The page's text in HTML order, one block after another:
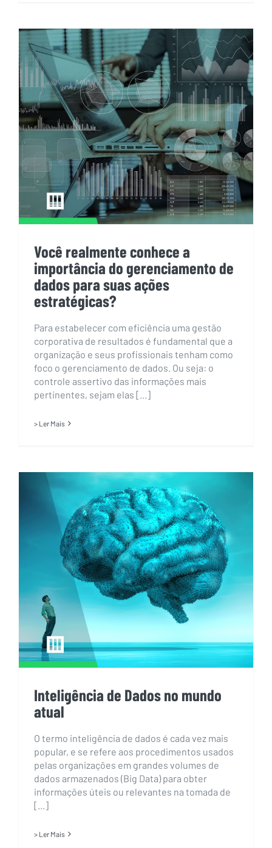
Você realmente conhece a
importância do gerenciamento
de dados para suas ações
estratégicas?
Você realmente conhece a
importância do gerenciamento de
dados para suas ações
estratégicas?
Para estabelecer com eficiência uma gestão
corporativa de resultados é fundamental que a
organização e seus profissionais tenham como
foco o gerenciamento de dados. Ou seja: o
controle assertivo das informações mais
pertinentes, sejam elas [...]
> Ler Mais
Inteligência de Dados no mundo
atual
Inteligência de Dados no mundo
atual
O termo inteligência de dados é cada vez mais
popular, e se refere aos procedimentos usados
pelas organizações em grandes volumes de
dados armazenados (Big Data) para obter
informações úteis ou relevantes na tomada de
[...]
> Ler Mais